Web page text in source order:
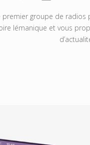
groupe de radios
lémanique et vous